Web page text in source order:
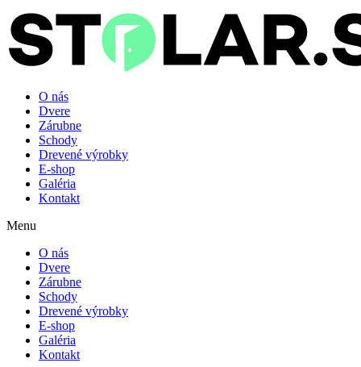
O nás
Dvere
Zárubne
Schody
Drevené výrobky
E-shop
Galéria
Kontakt
Menu
O nás
Dvere
Zárubne
Schody
Drevené výrobky
E-shop
Galéria
Kontakt